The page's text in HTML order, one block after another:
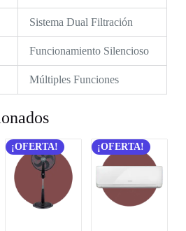
Sistema Dual Filtración
Funcionamiento Silencioso
Múltiples Funciones
¡OFERTA! ¡OFERTA!